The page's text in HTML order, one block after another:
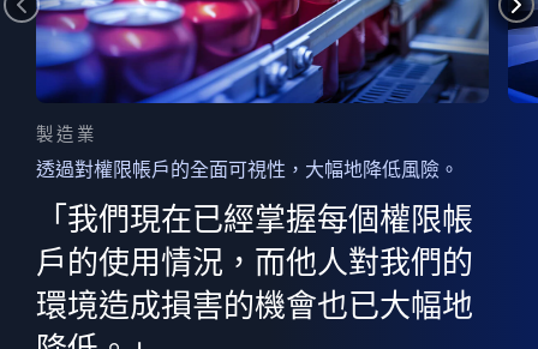
製造業
透過對權限帳戶的全面可視性，大幅地降低風險。
「我們現在已經掌握每個權限帳
戶的使用情況，而他人對我們的
環境造成損害的機會也已大幅地